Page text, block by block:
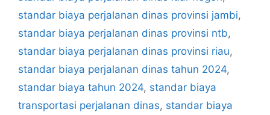
standar biaya perjalanan dinas provinsi jambi,
standar biaya perjalanan dinas provinsi ntb,
standar biaya perjalanan dinas provinsi riau,
standar biaya perjalanan dinas tahun 2024,
standar biaya tahun 2024, standar biaya
transportasi perjalanan dinas, standar biaya